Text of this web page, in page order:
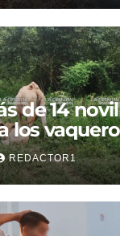
de 14
los
REDACTOR1